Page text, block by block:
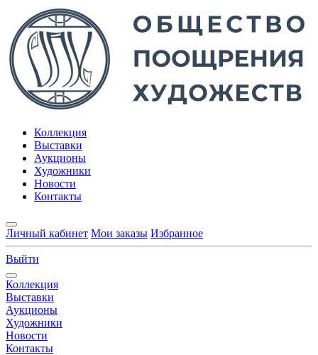
Коллекция
Выставки
Аукционы
Художники
Новости
Контакты
Личный кабинет Мои заказы Избранное
Выйти
Коллекция
Выставки
Аукционы
Художники
Новости
Контакты